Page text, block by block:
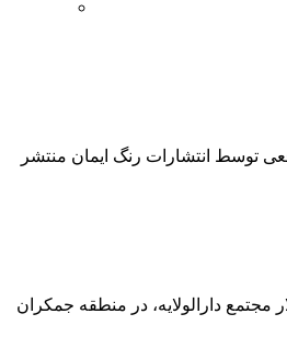
از حضرت آیت الله حاج شیخ عبدالله خائفی دام ظله الوارف به قلم حجت الاسلام مرتضی عبداللهی در ۲۴۸ صفحه رقعی توسط انتشارات رنگ ایمان منتشر
ستیزی روحانیت و مقاومت اسلامی در نهضت میرزا کوچک جنگلی» در صبح روز پنجشنبه ۲۵ آذر ۱۴۰۰، از ساعت هشت تا ۱۲ در تالار مجتمع دارالولایه، در منطقه جمکران